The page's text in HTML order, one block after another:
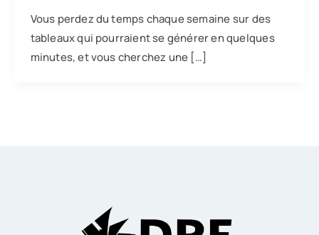
Vous perdez du temps chaque semaine sur des
tableaux qui pourraient se générer en quelques
minutes, et vous cherchez une […]